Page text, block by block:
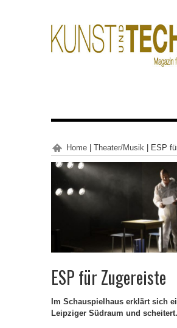
Home Theater/Musik ESP
ESP für Zugereiste
Im Schauspielhaus erklärt sich
Leipziger Südraum und scheitert.